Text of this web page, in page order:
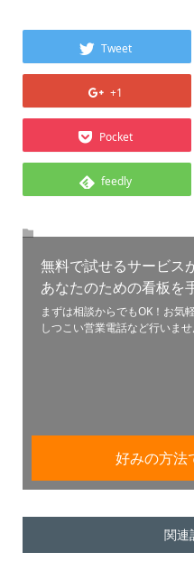
Tweet
+1
Pocket
feedly
無料で試せるサービス
あなたのための看板を
まずは相談からでもOK！お気
しつこい営業電話など行いませ
好みの方法
関連